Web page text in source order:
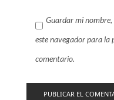
Guardar mi
este navegador para la
comentario.